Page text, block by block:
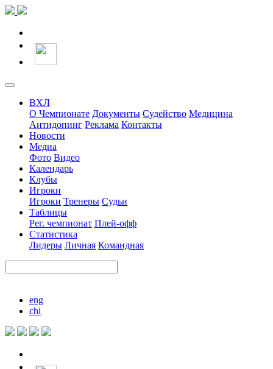
ВХЛ
О Чемпионате Документы Судейство Медицина
Антидопинг Реклама Контакты
Новости
Медиа
Фото Видео
Календарь
Клубы
Игроки
Игроки Тренеры Судьи
Таблицы
Рег. чемпионат Плей-офф
Статистика
Лидеры Личная Командная
eng
chi